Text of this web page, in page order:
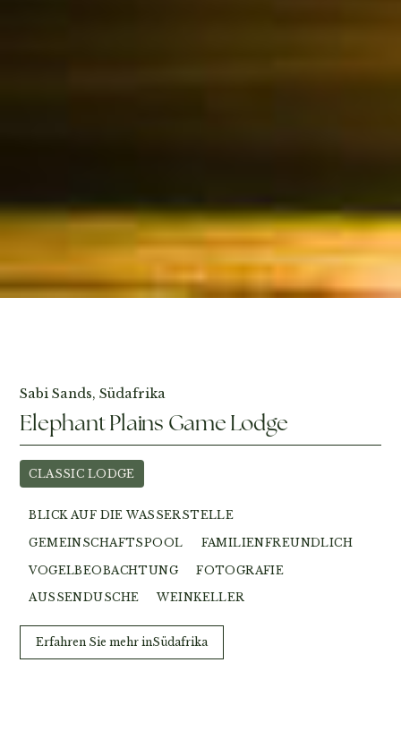
Sabi Sands, Südafrika
Elephant Plains Game Lodge
CLASSIC LODGE
BLICK AUF DIE WASSERSTELLE
GEMEINSCHAFTSPOOL FAMILIENFREUNDLICH
VOGELBEOBACHTUNG FOTOGRAFIE
AUSSENDUSCHE WEINKELLER
Erfahren Sie mehr inSüdafrika